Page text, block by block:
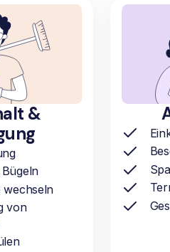
&
wechseln
von